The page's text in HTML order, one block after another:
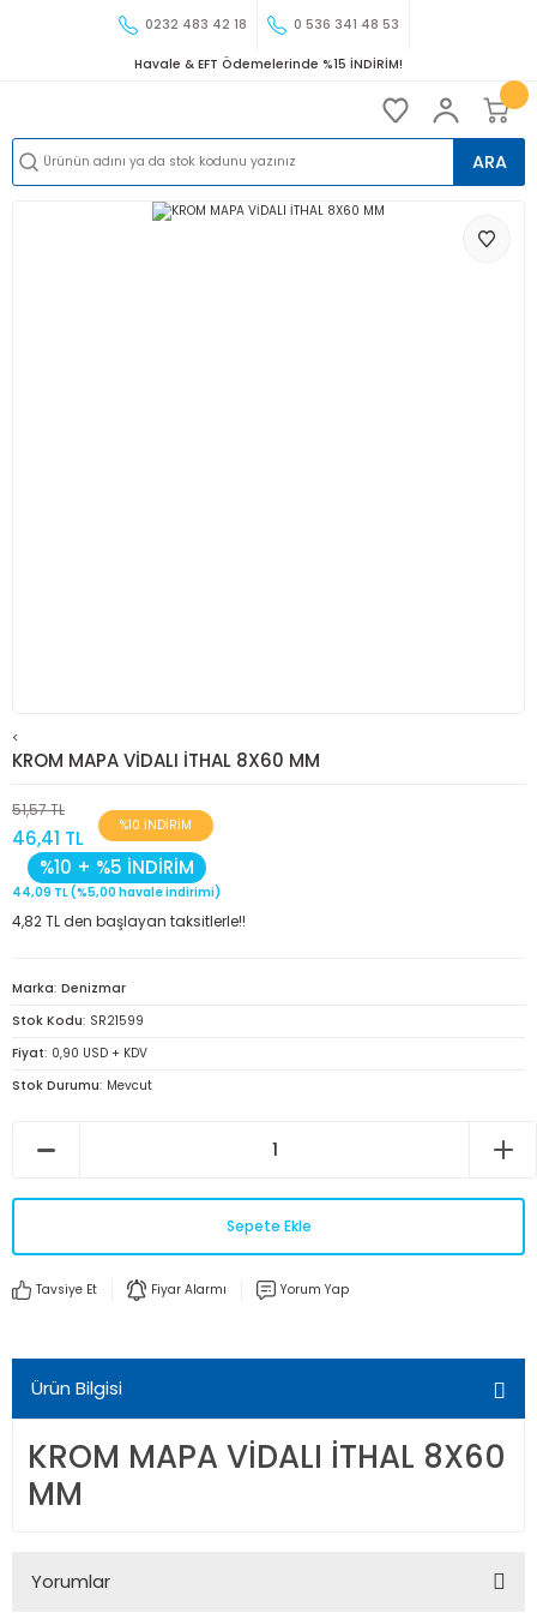
0232 483 42 18 0 536 341 48 53
Havale & EFT Ödemelerinde %15 İNDİRİM!
ARA
<
KROM MAPA VİDALI İTHAL 8X60 MM
51,57 TL
46,41 TL
%10 İNDİRİM
%10 + %5 İNDİRİM
44,09 TL (%5,00 havale indirimi)
4,82 TL den başlayan taksitlerle!!
Marka Denizmar
Stok Kodu SR21599
Fiyat 0,90 USD + KDV
Stok Durumu Mevcut
Sepete Ekle
Tavsiye Et Fiyar Alarmı Yorum Yap
Ürün Bilgisi
KROM MAPA VİDALI İTHAL 8X60
MM
Yorumlar